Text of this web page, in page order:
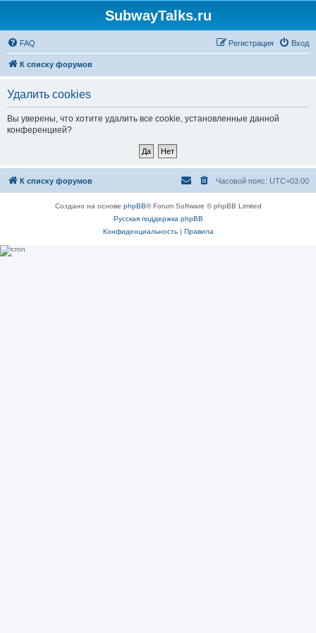
SubwayTalks.ru
FAQ Вход
Регистрация
К списку форумов
Удалить cookies
Вы уверены, что хотите удалить все cookie, установленные данной
конференцией?
К списку форумов Часовой пояс: UTC+03:00
Создано на основе phpBB® Forum Software © phpBB Limited
Русская поддержка phpBB
Конфиденциальность| Правила